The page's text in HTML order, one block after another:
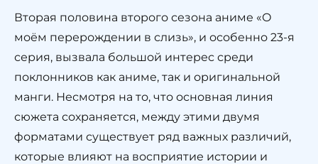
Вторая половина второго сезона аниме «О
моём перерождении в слизь», и особенно 23-я
серия, вызвала большой интерес среди
поклонников как аниме, так и оригинальной
манги. Несмотря на то, что основная линия
сюжета сохраняется, между этими двумя
форматами существует ряд важных различий,
которые влияют на восприятие истории и